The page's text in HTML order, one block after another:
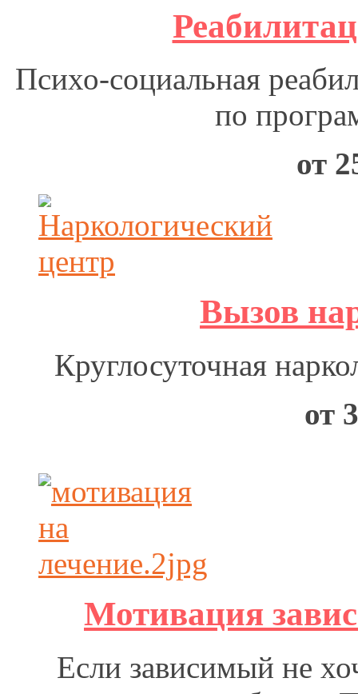
Психо-социальная
по
от
Вызов
Круглосуточная
от
Мотивация
Если зависимый не